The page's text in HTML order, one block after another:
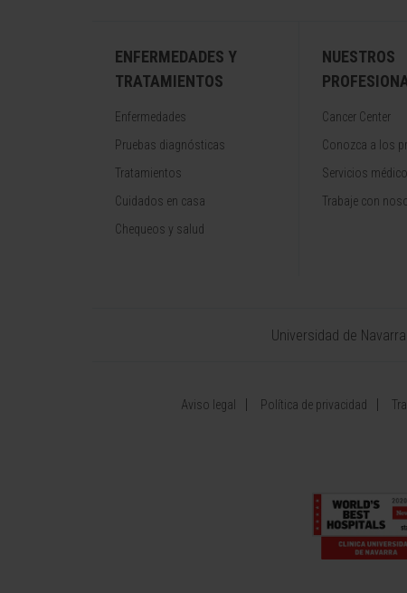
ENFERMEDADES Y
TRATAMIENTOS
Enfermedades
Pruebas diagnósticas
Tratamientos
Cuidados en casa
Chequeos y salud
NUESTROS
Cancer Center
Conozca a los
Servicios
Trabaje con
Universidad de Navarra
Aviso legal Política de privacidad